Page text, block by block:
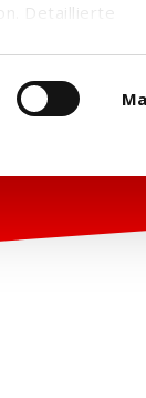
Detaillierte
Sie Ihre